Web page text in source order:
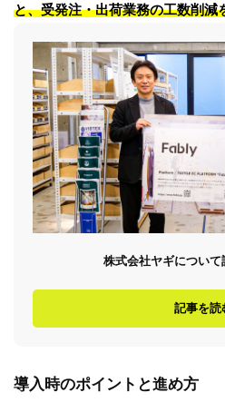
と、受発注・出荷業務の工数削減
株式会社ヤギについて
記事を読
導入時のポイントと進め方